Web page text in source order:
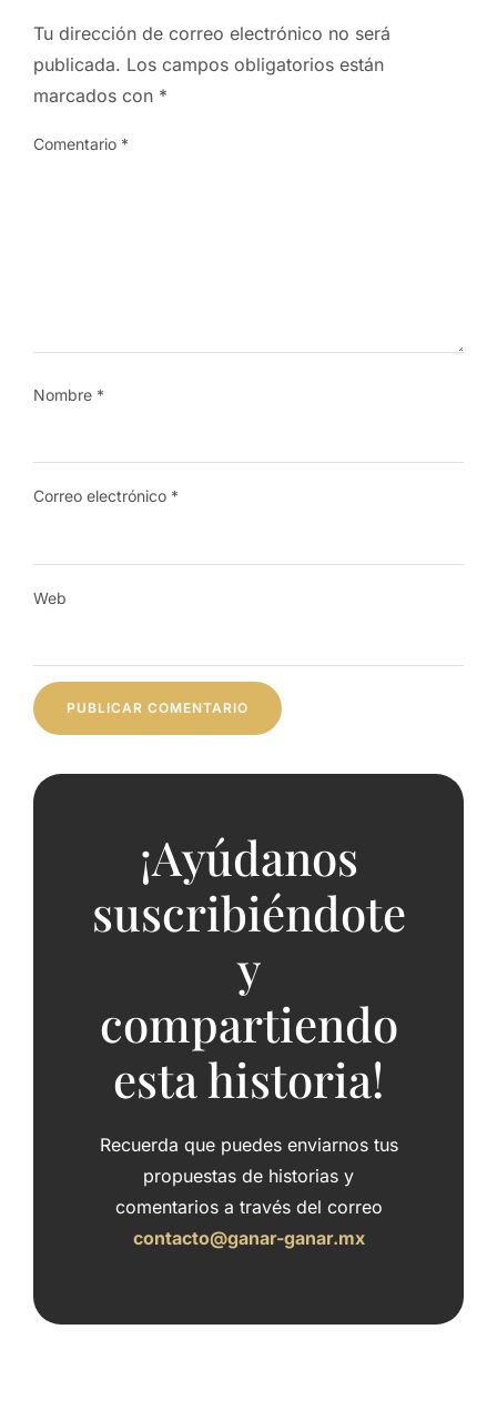
Tu dirección de correo electrónico no será
publicada. Los campos obligatorios están
marcados con *
Comentario *
Nombre *
Correo electrónico *
Web
¡Ayúdanos
suscribiéndote
y
compartiendo
esta historia!
Recuerda que puedes enviarnos tus
propuestas de historias y
comentarios a través del correo
contacto@ganar-ganar.mx